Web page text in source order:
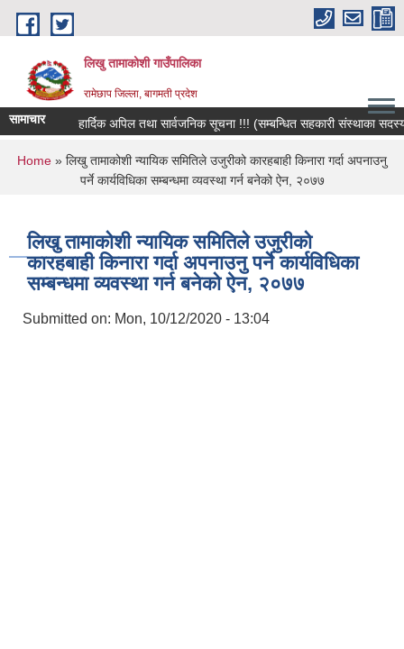
Skip to main content
लिखु तामाकोशी गाउँपालिका
रामेछाप जिल्ला, बागमती प्रदेश
सामाचार हार्दिक अपिल तथा सार्वजनिक सूचना !!! (सम्बन्धित सहकारी संस्थाका सदस्य,
You are here
Home » लिखु तामाकोशी न्यायिक समितिले उजुरीको कारहबाही किनारा गर्दा अपनाउनु
पर्ने कार्यविधिका सम्बन्धमा व्यवस्था गर्न बनेको ऐन, २०७७
लिखु तामाकोशी न्यायिक समितिले उजुरीको
कारहबाही किनारा गर्दा अपनाउनु पर्ने कार्यविधिका
सम्बन्धमा व्यवस्था गर्न बनेको ऐन, २०७७
Submitted on: Mon, 10/12/2020 - 13:04